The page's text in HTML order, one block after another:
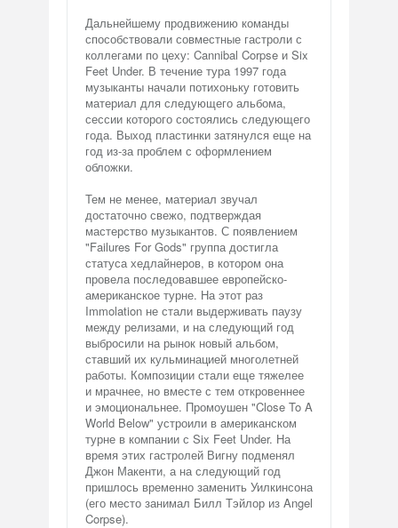
Дальнейшему продвижению команды
способствовали совместные гастроли с
коллегами по цеху: Cannibal Corpse и Six
Feet Under. В течение тура 1997 года
музыканты начали потихоньку готовить
материал для следующего альбома,
сессии которого состоялись следующего
года. Выход пластинки затянулся еще на
год из-за проблем с оформлением
обложки.
Тем не менее, материал звучал
достаточно свежо, подтверждая
мастерство музыкантов. С появлением
"Failures For Gods" группа достигла
статуса хедлайнеров, в котором она
провела последовавшее европейско-
американское турне. На этот раз
Immolation не стали выдерживать паузу
между релизами, и на следующий год
выбросили на рынок новый альбом,
ставший их кульминацией многолетней
работы. Композиции стали еще тяжелее
и мрачнее, но вместе с тем откровеннее
и эмоциональнее. Промоушен "Close To A
World Below" устроили в американском
турне в компании с Six Feet Under. На
время этих гастролей Вигну подменял
Джон Макенти, а на следующий год
пришлось временно заменить Уилкинсона
(его место занимал Билл Тэйлор из Angel
Corpse).